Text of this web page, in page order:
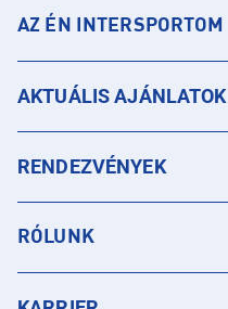
AZ ÉN INTERSPORTOM
AKTUÁLIS AJÁNLATOK
RENDEZVÉNYEK
RÓLUNK